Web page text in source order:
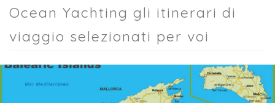
Ocean Yachting gli itinerari di
viaggio selezionati per voi